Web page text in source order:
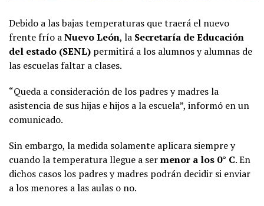
Debido a las bajas temperaturas que traerá el nuevo
frente frío aNuevo León, la Secretaría de Educación
del estado (SENL) permitirá a los alumnos y alumnas de
las escuelas faltar a clases.
“Queda a consideración de los padres y madres la
asistencia de sus hijas e hijos a la escuela”, informó en un
comunicado.
Sin embargo, la medida solamente aplicara siempre y
cuando la temperatura llegue a sermenor a los 0° C. En
dichos casos los padres y madres podrán decidir si enviar
a los menores a las aulas o no.